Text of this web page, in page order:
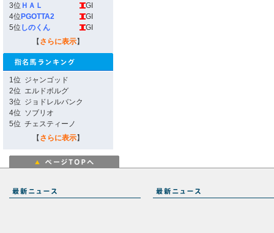
3位 ＨＡＬ
GI
4位 PGOTTA2
GI
5位 しのくん
GI
【 さらに表示】
1位 ジャンゴッド
2位 エルドボルグ
3位 ジョドレルバンク
4位 ソブリオ
5位 チェスティーノ
【 さらに表示】